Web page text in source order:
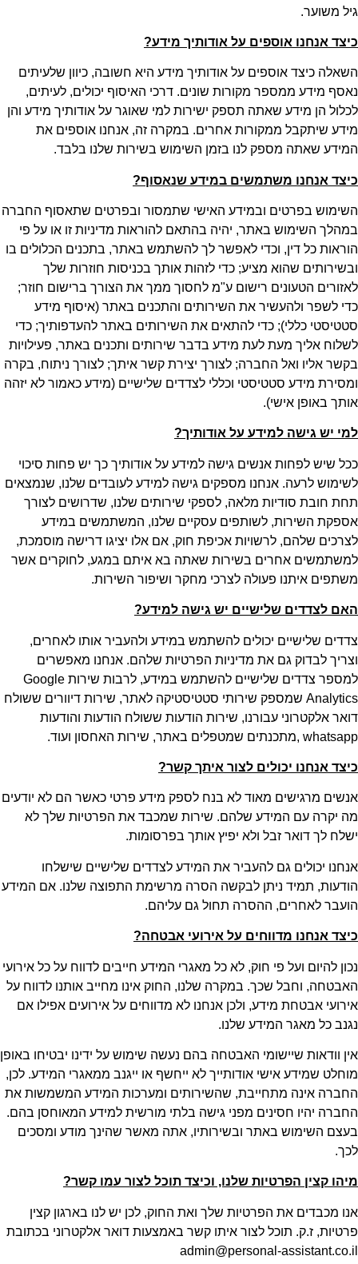
גיל משוער.
כיצד אנחנו אוספים על אודותיך מידע?
השאלה כיצד אוספים על אודותיך מידע היא חשובה, כיוון שלעיתים
נאסף מידע ממספר מקורות שונים. דרכי האיסוף יכולים, לעיתים,
לכלול הן מידע שאתה תספק ישירות למי שאוגר על אודותיך מידע והן
מידע שיתקבל ממקורות אחרים. במקרה זה, אנחנו אוספים את
המידע שאתה מספק לנו בזמן השימוש בשירות שלנו בלבד.
כיצד אנחנו משתמשים במידע שנאסוף?
השימוש בפרטים ובמידע האישי שתמסור ובפרטים שתאסוף החברה
במהלך השימוש באתר, יהיה בהתאם להוראות מדיניות זו או על פי
הוראות כל דין, וכדי לאפשר לך להשתמש באתר, בתכנים הכלולים בו
ובשירותים שהוא מציע; כדי לזהות אותך בכניסות חוזרות שלך
לאזורים הטעונים רישום ע"מ לחסוך ממך את הצורך ברישום חוזר;
כדי לשפר ולהעשיר את השירותים והתכנים באתר (איסוף מידע
סטטיסטי כללי); כדי להתאים את השירותים באתר להעדפותיך; כדי
לשלוח אליך מעת לעת מידע בדבר שירותים ותכנים באתר, פעילויות
בקשר אליו ואל החברה; לצורך יצירת קשר איתך; לצורך ניתוח, בקרה
ומסירת מידע סטטיסטי וכללי לצדדים שלישיים (מידע כאמור לא יזהה
אותך באופן אישי).
למי יש גישה למידע על אודותיך?
ככל שיש לפחות אנשים גישה למידע על אודותיך כך יש פחות סיכוי
לשימוש לרעה. אנחנו מספקים גישה למידע לעובדים שלנו, שנמצאים
תחת חובת סודיות מלאה, לספקי שירותים שלנו, שדרושים לצורך
אספקת השירות, לשותפים עסקיים שלנו, המשתמשים במידע
לצרכים שלהם, לרשויות אכיפת חוק, אם אלו יציגו דרישה מוסמכת,
למשתמשים אחרים בשירות שאתה בא איתם במגע, לחוקרים אשר
משתפים איתנו פעולה לצרכי מחקר ושיפור השירות.
האם לצדדים שלישיים יש גישה למידע?
צדדים שלישיים יכולים להשתמש במידע ולהעביר אותו לאחרים,
וצריך לבדוק גם את מדיניות הפרטיות שלהם. אנחנו מאפשרים
למספר צדדים שלישיים להשתמש במידע, לרבות שירות Google
Analytics שמספק שירותי סטטיסטיקה לאתר, שירות דיוורים ששולח
דואר אלקטרוני עבורנו, שירות הודעות ששולח הודעות והודעות
whatsapp ,מתכנתים שמטפלים באתר, שירות האחסון ועוד.
כיצד אנחנו יכולים לצור איתך קשר?
אנשים מרגישים מאוד לא בנח לספק מידע פרטי כאשר הם לא יודעים
מה יקרה עם המידע שלהם. שירות שמכבד את הפרטיות שלך לא
ישלח לך דואר זבל ולא יפיץ אותך בפרסומות.
אנחנו יכולים גם להעביר את המידע לצדדים שלישיים שישלחו
הודעות, תמיד ניתן לבקשה הסרה מרשימת התפוצה שלנו. אם המידע
הועבר לאחרים, ההסרה תחול גם עליהם.
כיצד אנחנו מדווחים על אירועי אבטחה?
נכון להיום ועל פי חוק, לא כל מאגרי המידע חייבים לדווח על כל אירועי
האבטחה, וחבל שכך. במקרה שלנו, החוק אינו מחייב אותנו לדווח על
אירועי אבטחת מידע, ולכן אנחנו לא מדווחים על אירועים אפילו אם
נגנב כל מאגר המידע שלנו.
אין וודאות שיישומי האבטחה בהם נעשה שימוש על ידינו יבטיחו באופן
מוחלט שמידע אישי אודותייך לא ייחשף או ייגנב ממאגרי המידע. לכן,
החברה אינה מתחייבת, שהשירותים ומערכות המידע המשמשות את
החברה יהיו חסינים מפני גישה בלתי מורשית למידע המאוחסן בהם.
בעצם השימוש באתר ובשירותיו, אתה מאשר שהינך מודע ומסכים
לכך.
מיהו קצין הפרטיות שלנו, וכיצד תוכל לצור עמו קשר?
אנו מכבדים את הפרטיות שלך ואת החוק, לכן יש לנו בארגון קצין
פרטיות, ז.ק. תוכל לצור איתו קשר באמצעות דואר אלקטרוני בכתובת
admin@personal-assistant.co.il